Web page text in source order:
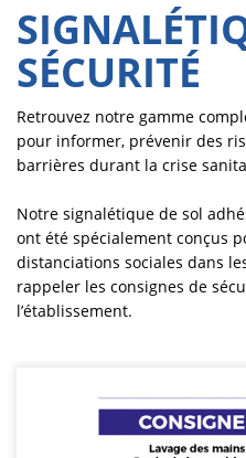
SÉCURITÉ
Retrouvez notre gamme
pour informer, prévenir des
barrières durant la crise
Notre signalétique de sol
ont été spécialement conçus
distanciations sociales dans
rappeler les consignes de
l’établissement.